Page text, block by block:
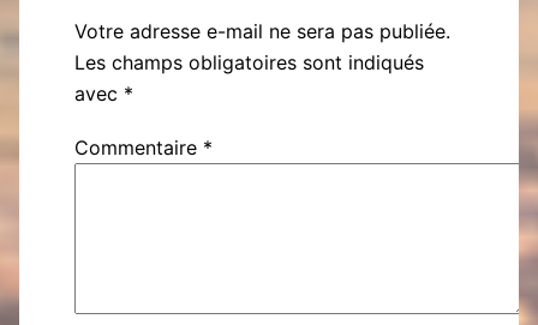
Votre adresse e-mail ne sera pas publiée.
Les champs obligatoires sont indiqués
avec *
Commentaire *